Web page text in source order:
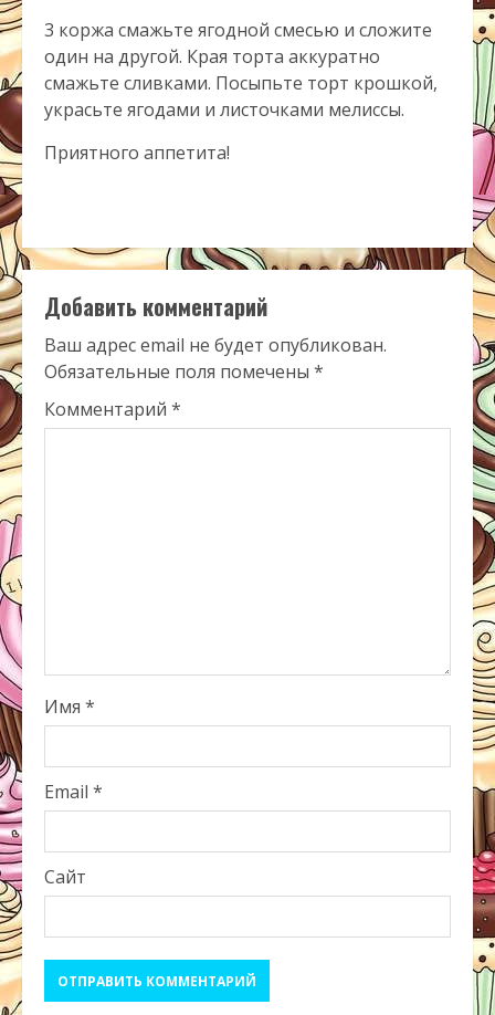
3 коржа смажьте ягодной смесью и сложите
один на другой. Края торта аккуратно
смажьте сливками. Посыпьте торт крошкой,
украсьте ягодами и листочками мелиссы.
Приятного аппетита!
Добавить комментарий
Ваш адрес email не будет опубликован.
Обязательные поля помечены *
Комментарий *
Имя *
Email *
Сайт